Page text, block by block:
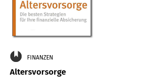
FINANZEN
Altersvorsorge